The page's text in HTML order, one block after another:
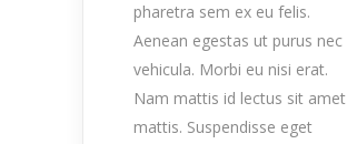
pharetra sem ex eu felis.
Aenean egestas ut purus nec
vehicula. Morbi eu nisi erat.
Nam mattis id lectus sit amet
mattis. Suspendisse eget